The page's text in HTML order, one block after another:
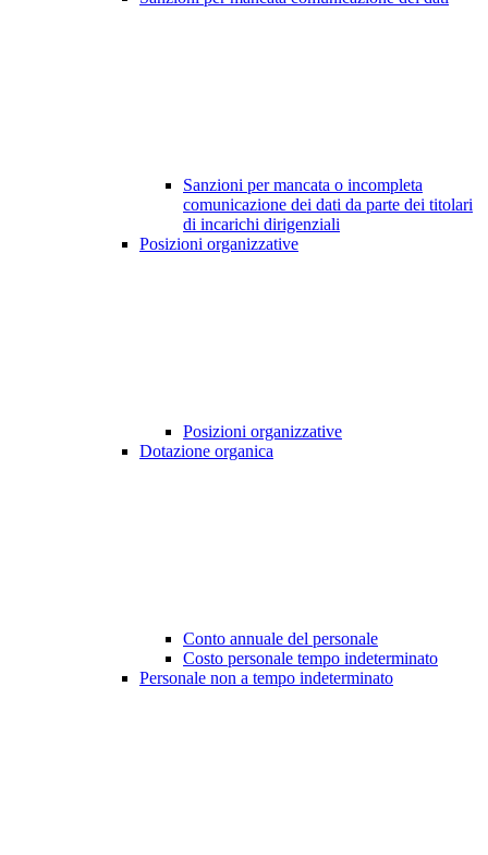
Sanzioni per mancata o incompleta
comunicazione dei dati da parte dei titolari
di incarichi dirigenziali
Posizioni organizzative
Posizioni organizzative
Dotazione organica
Conto annuale del personale
Costo personale tempo indeterminato
Personale non a tempo indeterminato